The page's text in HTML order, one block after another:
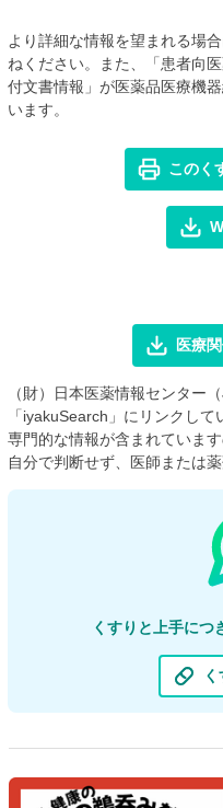
より詳細な情報を望まれる場
ねください。また、「患者向
付文書情報」が医薬品医療機
います。
このく
医療
（財）日本医薬情報センター
「iyakuSearch」にリンクして
専門的な情報が含まれていま
自分で判断せず、医師または
くすりと上手につ